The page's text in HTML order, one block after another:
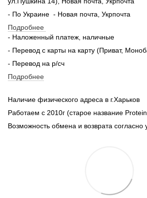
- По Украине - Новая почта, Укрпочта
Подробнее
- Наложенный платеж, наличные
- Перевод с карты на карту (Приват,
- Перевод на р/сч
Подробнее
Наличие физического адреса в г.Харьков
Работаем с 2010г (старое название
Возможность обмена и возврата согласно